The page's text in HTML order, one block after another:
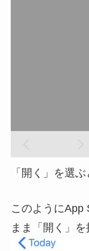
「開く」を選ぶ
このようにApp
まま「開く」を